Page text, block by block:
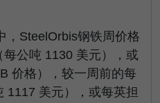
，SteelOrbis钢铁周价格
公吨 1130 美元），或
价格），较一周前的每
1117 美元），或每英担